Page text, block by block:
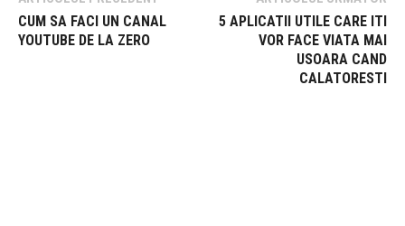
CUM SA FACI UN CANAL
YOUTUBE DE LA ZERO
5 APLICATII UTILE CARE ITI
VOR FACE VIATA MAI
USOARA CAND
CALATORESTI